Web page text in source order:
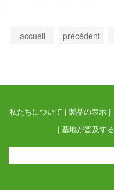
accueil précédent
私たちについて | 製品の表示|
| 基地が普及する